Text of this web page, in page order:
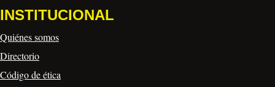
INSTITUCIONAL
Quiénes somos
Directorio
Código de ética